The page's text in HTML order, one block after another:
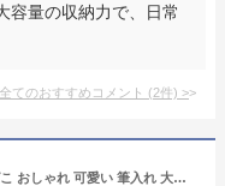
容量の収納力で、日常
全てのおすすめコメント (2件) >
筆箱 韓国 シンプル ペンケース ふでばこ おしゃれ 可愛い 筆入れ 大容量 人気 小学生 中学生 高校生 男の子 女の子 新学期 入学祝い プレゼント かわいい 送料無料